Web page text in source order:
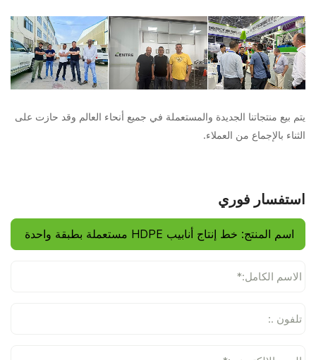
يتم بيع منتجاتنا الجديدة والمستعملة في جميع أنحاء العالم وقد حازت على
الثناء بالإجماع من العملاء.
استفسار فوري
الاسم الكامل:*
تلفون .: